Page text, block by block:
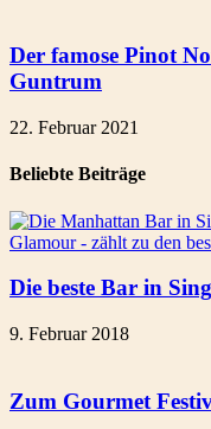
Der famose Pinot
Guntrum
22. Februar 2021
Beliebte Beiträge
Die beste Bar in
9. Februar 2018
Zum Gourmet